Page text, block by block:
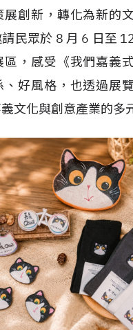
展創新，轉化為新的
民眾於 8 月 6 日至
區，感受《我們嘉義
、好風格，也透過展
文化與創意產業的多